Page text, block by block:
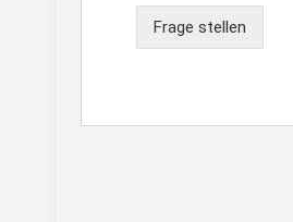
Frage stellen